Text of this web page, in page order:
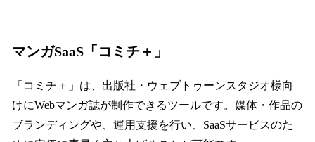
マンガSaaS「コミチ＋」
「コミチ＋」は、出版社・ウェブトゥーンスタジオ様向
けにWebマンガ誌が制作できるツールです。媒体・作品の
ブランディングや、運用支援を行い、SaaSサービスのた